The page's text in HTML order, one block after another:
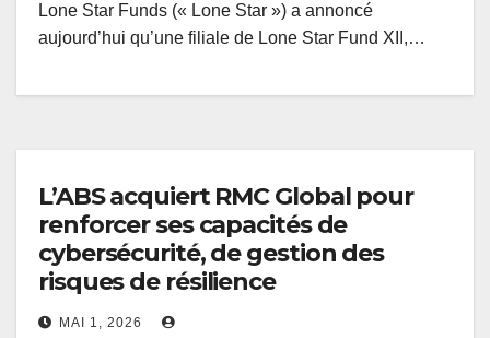
Lone Star Funds (« Lone Star ») a annoncé
aujourd’hui qu’une filiale de Lone Star Fund XII,…
L’ABS acquiert RMC Global pour
renforcer ses capacités de
cybersécurité, de gestion des
risques de résilience
MAI 1, 2026